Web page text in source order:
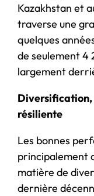
Kazakhstan et
traverse une
quelques
de seulement 4
largement
Diversification,
résiliente
Les bonnes
principalement
matière de
dernière